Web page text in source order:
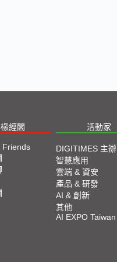
椽經閣 活動家
Friends
DIGITIMES 主辦
智慧應用
雲端 & 資安
產品 & 研發
AI & 創新
其他
AI EXPO Taiwan